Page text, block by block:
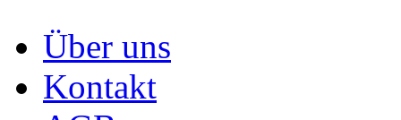
Über uns
Kontakt